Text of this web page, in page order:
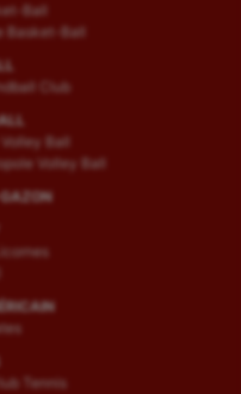
Ball
Basket-Ball
Club
Ball
Volley Ball
Tennis